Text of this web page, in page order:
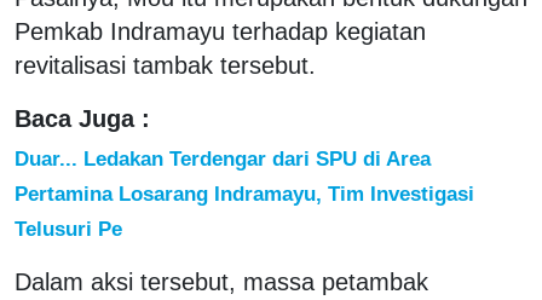
Pemkab Indramayu terhadap kegiatan
revitalisasi tambak tersebut.
Baca Juga :
Duar... Ledakan Terdengar dari SPU di Area
Pertamina Losarang Indramayu, Tim Investigasi
Telusuri Pe
Dalam aksi tersebut, massa petambak